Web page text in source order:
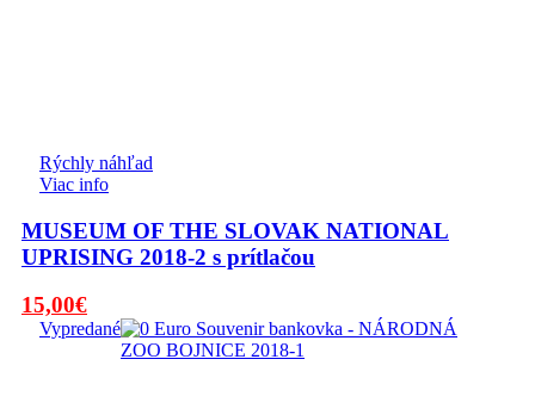
Rýchly náhľad
Viac info
MUSEUM OF THE SLOVAK NATIONAL
UPRISING 2018-2 s prítlačou
Pôvodná
cena
15,00€Aktuálna
cena
Vypredané